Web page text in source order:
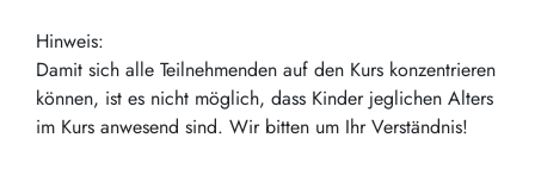
Hinweis:
Damit sich alle Teilnehmenden auf den Kurs konzentrieren
können, ist es nicht möglich, dass Kinder jeglichen Alters
im Kurs anwesend sind. Wir bitten um Ihr Verständnis!